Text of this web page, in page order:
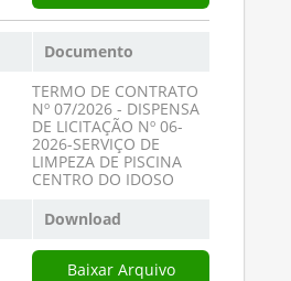
Documento
TERMO DE CONTRATO
Nº 07/2026 - DISPENSA
DE LICITAÇÃO Nº 06-
2026-SERVIÇO DE
LIMPEZA DE PISCINA
CENTRO DO IDOSO
Download
Baixar Arquivo